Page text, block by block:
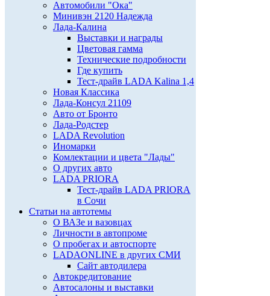
Автомобили "Ока"
Минивэн 2120 Надежда
Лада-Калина
Выставки и награды
Цветовая гамма
Технические подробности
Где купить
Тест-драйв LADA Kalina 1,4
Новая Классика
Лада-Консул 21109
Авто от Бронто
Лада-Родстер
LADA Revolution
Иномарки
Комлектации и цвета "Лады"
О других авто
LADA PRIORA
Тест-драйв LADA PRIORA
в Сочи
Статьи на автотемы
О ВАЗе и вазовцах
Личности в автопроме
О пробегах и автоспорте
LADAONLINE в других СМИ
Сайт автодилера
Автокредитование
Автосалоны и выставки